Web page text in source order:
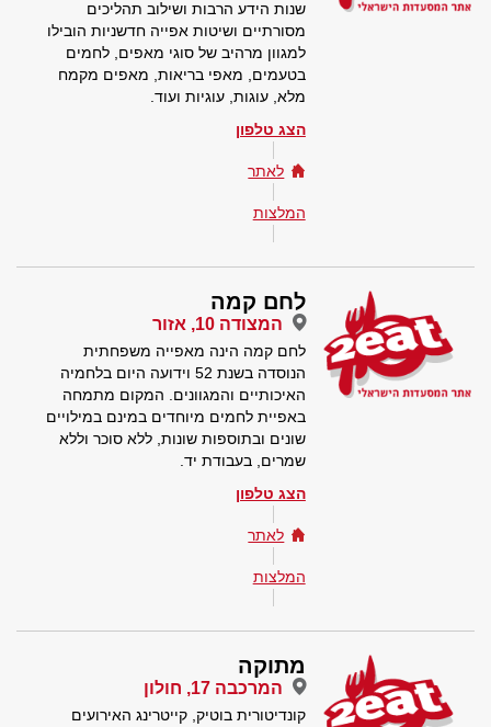
שנות הידע הרבות ושילוב תהליכים
מסורתיים ושיטות אפייה חדשניות הובילו
למגוון מרהיב של סוגי מאפים, לחמים
בטעמים, מאפי בריאות, מאפים מקמח
מלא, עוגות, עוגיות ועוד.
הצג טלפון
לאתר
המלצות
לחם קמה
המצודה 10, אזור
לחם קמה הינה מאפייה משפחתית
הנוסדה בשנת 52 וידועה היום בלחמיה
האיכותיים והמגוונים. המקום מתמחה
באפיית לחמים מיוחדים במינם במילויים
שונים ובתוספות שונות, ללא סוכר וללא
שמרים, בעבודת יד.
הצג טלפון
לאתר
המלצות
מתוקה
המרכבה 17, חולון
קונדיטורית בוטיק, קייטרינג האירועים